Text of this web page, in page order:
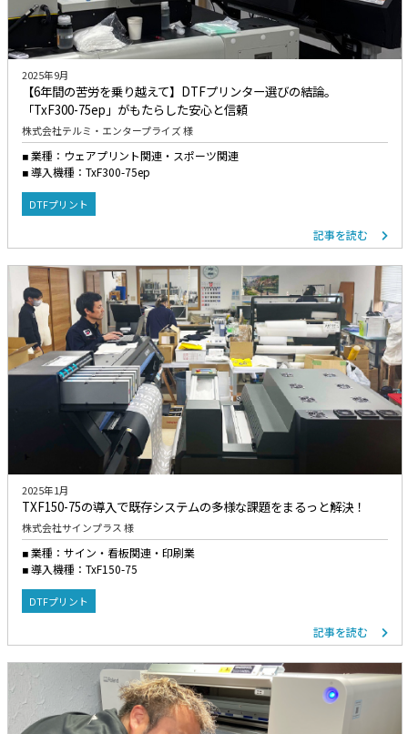
2025年9月
【6年間の苦労を乗り越えて】DTFプリンター選びの結論。
「TxF300-75ep」がもたらした安心と信頼
株式会社テルミ・エンタープライズ 様
業種：ウェアプリント関連・スポーツ関連
導入機種：TxF300-75ep
DTFプリント
記事を読む
2025年1月
TXF150-75の導入で既存システムの多様な課題をまるっと解決！
株式会社サインプラス 様
業種：サイン・看板関連・印刷業
導入機種：TxF150-75
DTFプリント
記事を読む